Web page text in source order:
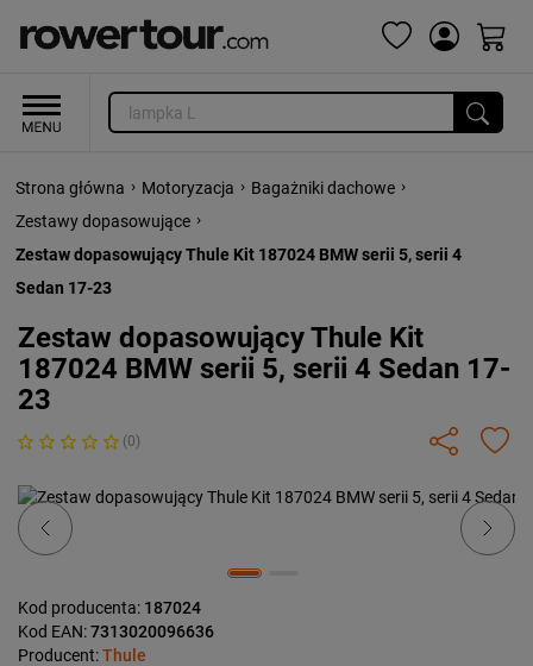
Strona główna › Motoryzacja › Bagażniki dachowe ›
Zestawy dopasowujące ›
Zestaw dopasowujący Thule Kit 187024 BMW serii 5, serii 4
Sedan 17-23
Zestaw dopasowujący Thule Kit
187024 BMW serii 5, serii 4 Sedan 17-
23
(0)
Previous Next
Kod producenta: 187024
Kod EAN:7313020096636
Producent:Thule